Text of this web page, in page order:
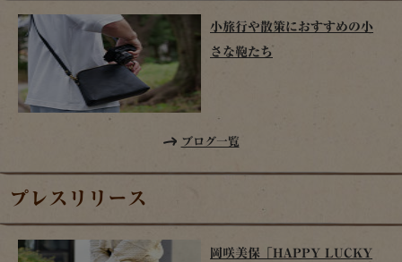
小旅行や散策におすすめの小
さな鞄たち
ブログ一覧
プレスリリース
岡咲美保「HAPPY LUCKY